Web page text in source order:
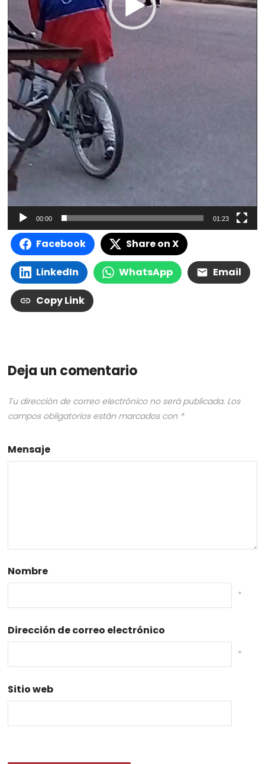
00:00 01:23
Facebook Share on X
LinkedIn WhatsApp Email
Copy Link
Deja un comentario
Tu dirección de correo electrónico no será publicada. Los
campos obligatorios están marcados con *
Mensaje
Nombre
*
Dirección de correo electrónico
*
Sitio web